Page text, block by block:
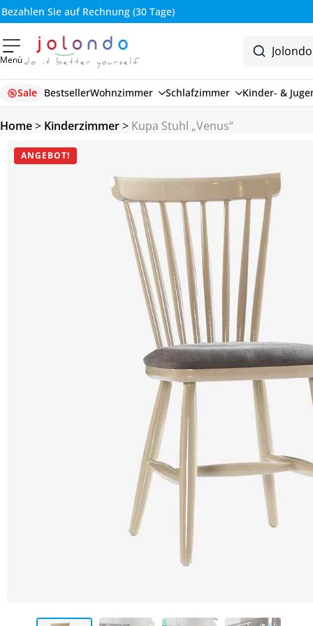
Bezahlen Sie auf Rechnung (30 Tage)
Menü
Sale BestsellerWohnzimmer Schlafzimmer Kinder- &
Home> Kinderzimmer> Kupa Stuhl „Venus“
ANGEBOT!